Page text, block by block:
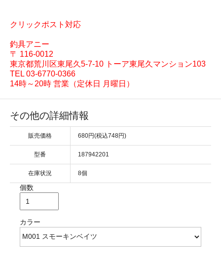
クリックポスト対応
釣具アニー
〒 116-0012
東京都荒川区東尾久5-7-10 トーア東尾久マンション103
TEL 03-6770-0366
14時～20時 営業（定休日 月曜日）
その他の詳細情報
販売価格 680円(税込748円)
型番 187942201
在庫状況 8個
個数
カラー